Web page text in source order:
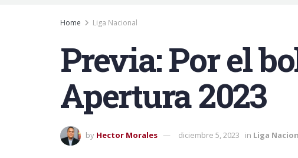
Home Liga Nacional
Previa: Por el
Apertura 2023
by Hector Morales diciembre 5, 2023 in Liga